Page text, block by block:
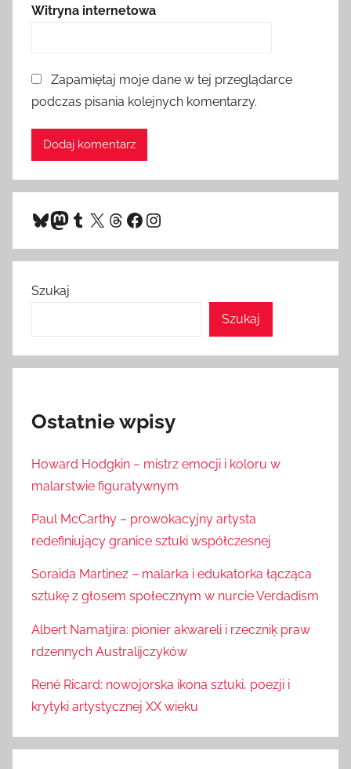
Witryna internetowa
Zapamiętaj moje dane w tej przeglądarce
podczas pisania kolejnych komentarzy.
Bluesky
Mastodon
Tumblr
X Threads
Facebook
Instagram
Szukaj
Szukaj
Ostatnie wpisy
Howard Hodgkin – mistrz emocji i koloru w
malarstwie figuratywnym
Paul McCarthy – prowokacyjny artysta
redefiniujący granice sztuki współczesnej
Soraida Martinez – malarka i edukatorka łącząca
sztukę z głosem społecznym w nurcie Verdadism
Albert Namatjira: pionier akwareli i rzeczniķ praw
rdzennych Australijczyków
René Ricard: nowojorska ikona sztuki, poezji i
krytyki artystycznej XX wieku